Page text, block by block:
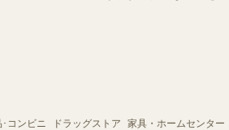
コンビニ ドラッグストア
家具・ホームセンター